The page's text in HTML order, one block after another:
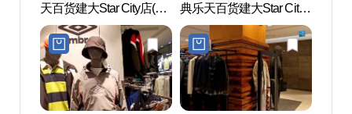
天百货建大Star City店(금
강제화 롯데백화점 건대
스타시티점)
典乐天百货建大Star City
店(아디다스오리지널스
롯데백화점 건대스타시
티점)